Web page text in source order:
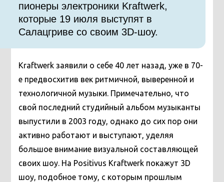
пионеры электроники Kraftwerk,
которые 19 июля выступят в
Салацгриве со своим 3D-шоу.
Kraftwerk заявили о себе 40 лет назад, уже в 70-
е предвосхитив век ритмичной, выверенной и
технологичной музыки. Примечательно, что
свой последний студийный альбом музыканты
выпустили в 2003 году, однако до сих пор они
активно работают и выступают, уделяя
большое внимание визуальной составляющей
своих шоу. На Positivus Kraftwerk покажут 3D
шоу, подобное тому, с которым прошлым